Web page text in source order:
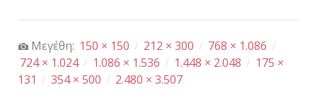
Μεγέθη: 150 × 150 / 212 × 300 / 768 × 1.086 /
724 × 1.024 / 1.086 × 1.536 / 1.448 × 2.048 / 175 ×
131 / 354 × 500 / 2.480 × 3.507